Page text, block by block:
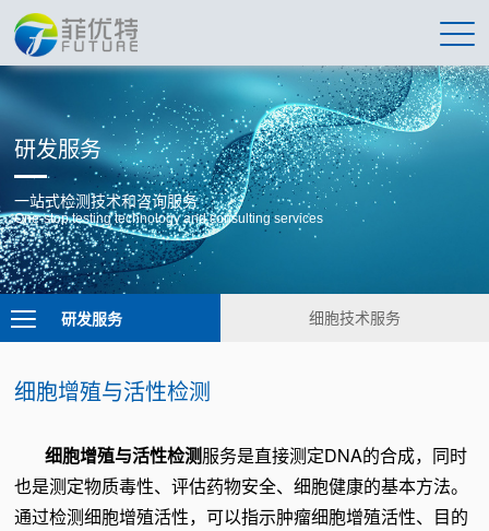
研发服务
一站式检测技术和咨询服务
One-stop testing technology and consulting services
研发服务 细胞技术服务
细胞增殖与活性检测
细胞增殖与活性检测服务是直接测定DNA的合成，同时
也是测定物质毒性、评估药物安全、细胞健康的基本方法。
通过检测细胞增殖活性，可以指示肿瘤细胞增殖活性、目的